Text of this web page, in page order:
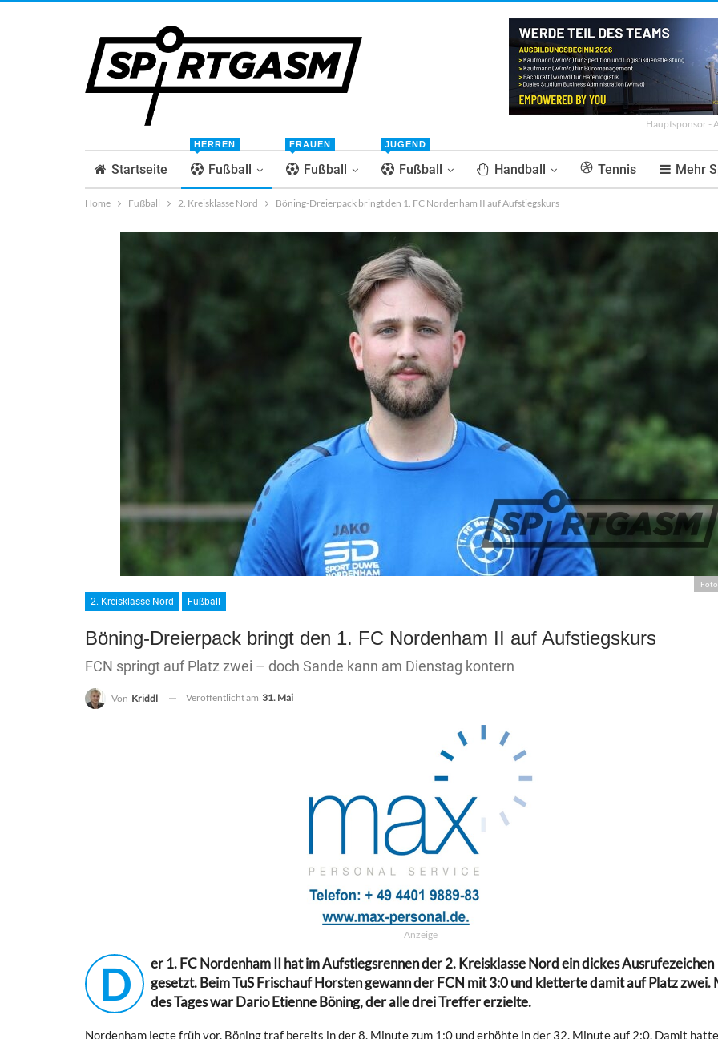
Hauptsponsor -
Startseite Fußball
HERREN
Fußball
FRAUEN
Fußball
JUGEND
Handball Tennis Mehr
Home Fußball 2. Kreisklasse Nord Böning-Dreierpack bringt den 1. FC Nordenham II auf Aufstiegskurs
2. Kreisklasse Nord Fußball
Böning-Dreierpack bringt den 1. FC Nordenham II auf Aufstiegskurs
FCN springt auf Platz zwei – doch Sande kann am Dienstag kontern
Von Kriddl Veröffentlicht am 31. Mai
Anzeige
D
er 1. FC Nordenham II hat im Aufstiegsrennen der 2. Kreisklasse Nord ein dickes Ausrufezeichen
gesetzt. Beim TuS Frischauf Horsten gewann der FCN mit 3:0 und kletterte damit auf Platz zwei.
des Tages war Dario Etienne Böning, der alle drei Treffer erzielte.
Nordenham legte früh vor. Böning traf bereits in der 8. Minute zum 1:0 und erhöhte in der 32. Minute auf 2:0. Damit